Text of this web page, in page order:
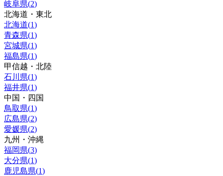
岐阜県(2)
北海道・東北
北海道(1)
青森県(1)
宮城県(1)
福島県(1)
甲信越・北陸
石川県(1)
福井県(1)
中国・四国
鳥取県(1)
広島県(2)
愛媛県(2)
九州・沖縄
福岡県(3)
大分県(1)
鹿児島県(1)